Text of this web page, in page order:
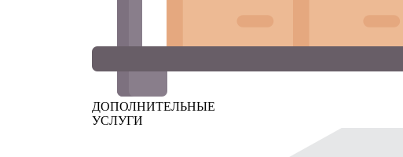
ДОПОЛНИТЕЛЬНЫЕ
УСЛУГИ